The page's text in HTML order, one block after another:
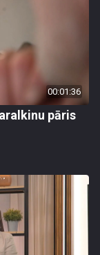
00:01:36
pāris